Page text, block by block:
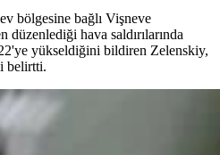
bölgesine bağlı Vişneve
düzenlediği hava saldırılarında
22'ye yükseldiğini bildiren Zelenskiy,
belirtti.